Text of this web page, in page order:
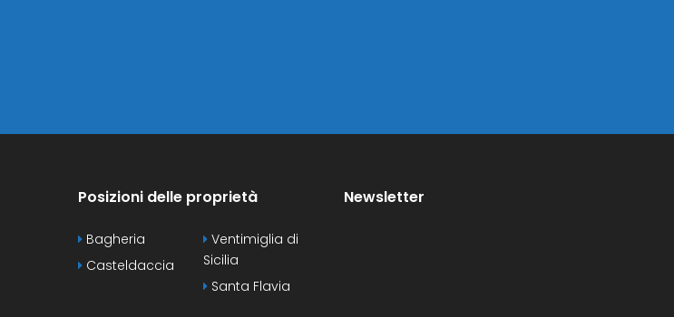
Posizioni delle proprietà
Bagheria
Casteldaccia
Ventimiglia di
Sicilia
Santa Flavia
Newsletter